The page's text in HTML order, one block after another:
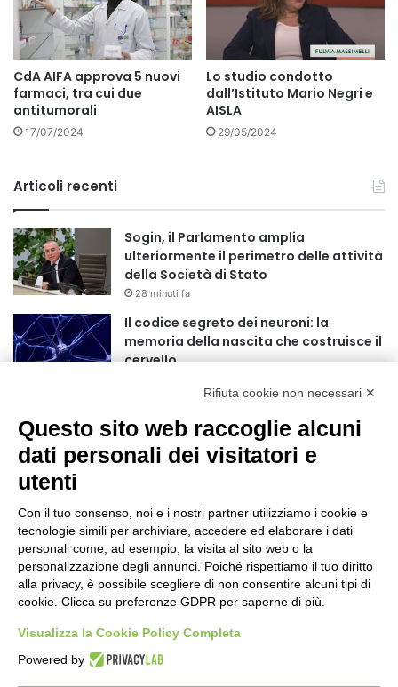
CdA AIFA approva 5 nuovi
farmaci, tra cui due
antitumorali
17/07/2024
Lo studio condotto
dall’Istituto Mario Negri e
AISLA
29/05/2024
Articoli recenti
Sogin, il Parlamento amplia
ulteriormente il perimetro delle attività
della Società di Stato
28 minuti fa
Il codice segreto dei neuroni: la
memoria della nascita che costruisce il
cervello
giorni più caldi: come idratarsi e cosa
portare in tavola a Ferragosto
5 ore fa
fito-bioclimatico della città
11 ore fa
Ferragosto al Museo 2026
1 giorno fa
Roma candidata a ospitare i Mondiali
di atletica 2029
Rifiuta cookie non necessari ✕
Questo sito web raccoglie alcuni
dati personali dei visitatori e
utenti
Con il tuo consenso, noi e i nostri partner utilizziamo i cookie e
tecnologie simili per archiviare, accedere ed elaborare i dati
personali come, ad esempio, la visita al sito web o la
personalizzazione degli annunci. Poiché rispettiamo il tuo diritto
alla privacy, è possibile scegliere di non consentire alcuni tipi di
cookie. Clicca su preferenze GDPR per saperne di più.
Visualizza la Cookie Policy Completa
Powered by